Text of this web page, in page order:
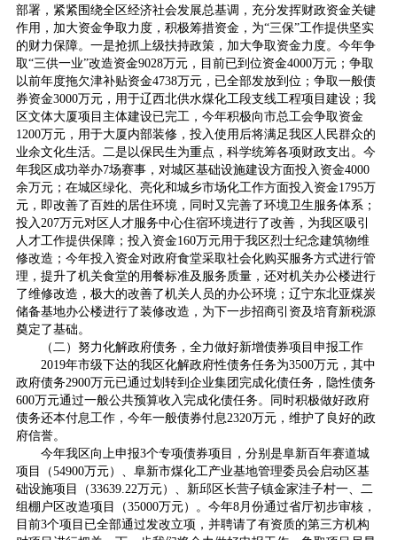
部署，紧紧围绕全区经济社会发展总基调，充分发挥财政资金关键
作用，加大资金争取力度，积极筹措资金，为“三保”工作提供坚实
的财力保障。一是抢抓上级扶持政策，加大争取资金力度。今年争
取“三供一业”改造资金9028万元，目前已到位资金4000万元；争取
以前年度拖欠津补贴资金4738万元，已全部发放到位；争取一般债
券资金3000万元，用于辽西北供水煤化工段支线工程项目建设；我
区文体大厦项目主体建设已完工，今年积极向市总工会争取资金
1200万元，用于大厦内部装修，投入使用后将满足我区人民群众的
业余文化生活。二是以保民生为重点，科学统筹各项财政支出。今
年我区成功举办7场赛事，对城区基础设施建设方面投入资金4000
余万元；在城区绿化、亮化和城乡市场化工作方面投入资金1795万
元，即改善了百姓的居住环境，同时又完善了环境卫生服务体系；
投入207万元对区人才服务中心住宿环境进行了改善，为我区吸引
人才工作提供保障；投入资金160万元用于我区烈士纪念建筑物维
修改造；今年投入资金对政府食堂采取社会化购买服务方式进行管
理，提升了机关食堂的用餐标准及服务质量，还对机关办公楼进行
了维修改造，极大的改善了机关人员的办公环境；辽宁东北亚煤炭
储备基地办公楼进行了装修改造，为下一步招商引资及培育新税源
奠定了基础。
（二）努力化解政府债务，全力做好新增债券项目申报工作
2019年市级下达的我区化解政府性债务任务为3500万元，其中
政府债务2900万元已通过划转到企业集团完成化债任务，隐性债务
600万元通过一般公共预算收入完成化债任务。同时积极做好政府
债务还本付息工作，今年一般债券付息2320万元，维护了良好的政
府信誉。
今年我区向上申报3个专项债券项目，分别是阜新百年赛道城
项目（54900万元）、阜新市煤化工产业基地管理委员会启动区基
础设施项目（33639.22万元）、新邱区长营子镇金家洼子村一、二
组棚户区改造项目（35000万元）。今年8月份通过省厅初步审核，
目前3个项目已全部通过发改立项，并聘请了有资质的第三方机构